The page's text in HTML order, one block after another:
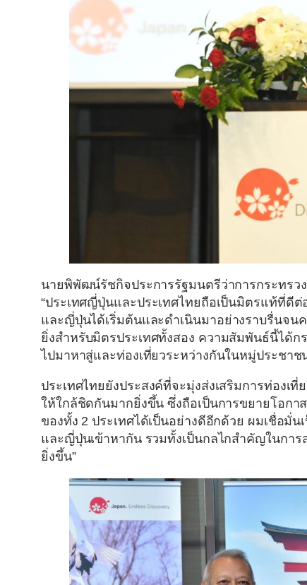
นายพิพัฒน์รัชกิจประการรัฐมนตรีว่าการกระทรว
“ประเทศญี่ปุ่นและประเทศไทยถือเป็นมิตรแท้ที่ดี
และญี่ปุ่นได้เริ่มต้นและดำเนินมาอย่างราบรื่นจน
ยิ่งสำหรับมิตรประเทศทั้งสอง ความสัมพันธ์นี้ได้
ไปมาหาสู่และท่องเที่ยวระหว่างกันในหมู่ประชาช
ประเทศไทยยังประสงค์ที่จะมุ่งส่งเสริมการท่องเ
ให้ใกล้ชิดกันมากยิ่งขึ้น ซึ่งถือเป็นการขยายโอกา
ของทั้ง 2 ประเทศได้เป็นอย่างดีอีกด้วย ผมเชื่อมั่
และญี่ปุ่นเข้าหากัน รวมทั้งเป็นกลไกสำคัญในกา
ยิ่งขึ้น”